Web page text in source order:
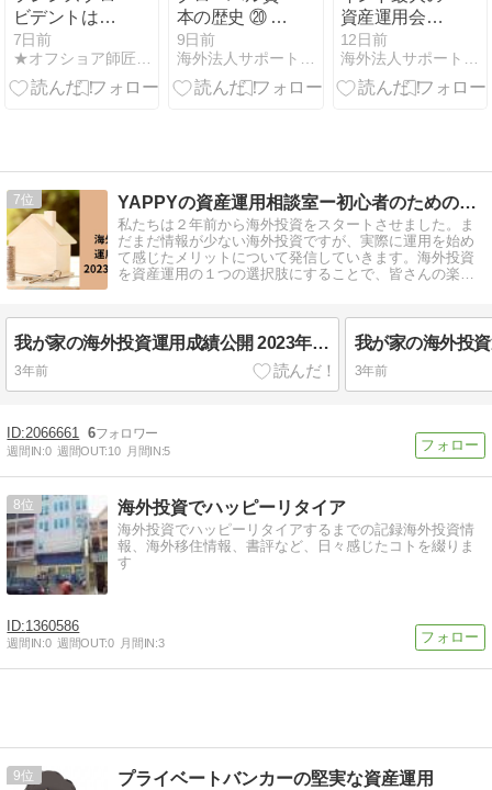
ビデントはサ
ポートに不満
があればIFA移
管(変更)も可
れる正規代理
店がお勧め！
7日前
★オフショア師匠★の資産運用調査分析ダイアリー
本の歴史 ⑳ 三
井住友フィナ
ンシャルグル
ープ
9日前
海外法人サポートセンター
資産運用会社
SBI Fundsへ
シンガポー
ル・アブダビ
12日前
海外法人サポートセンター
7 YAPPYの資産運用相談室ー初心者のための海外投資応援ブログ
私たちは２年前から海外投資をスタートさせました。ま
だまだ情報が少ない海外投資ですが、実際に運用を始め
て感じたメリットについて発信していきます。海外投資
を資産運用の１つの選択肢にすることで、皆さんの楽し
我が家の海外投資運用成績公開 2023年1月
3年前 3年前
2066661 6
週間IN:0 週間OUT:10 月間IN:5
8 海外投資でハッピーリタイア
海外投資でハッピーリタイアするまでの記録海外投資情
報、海外移住情報、書評など、日々感じたコトを綴りま
す
1360586
週間IN:0 週間OUT:0 月間IN:3
9 プライベートバンカーの堅実な資産運用